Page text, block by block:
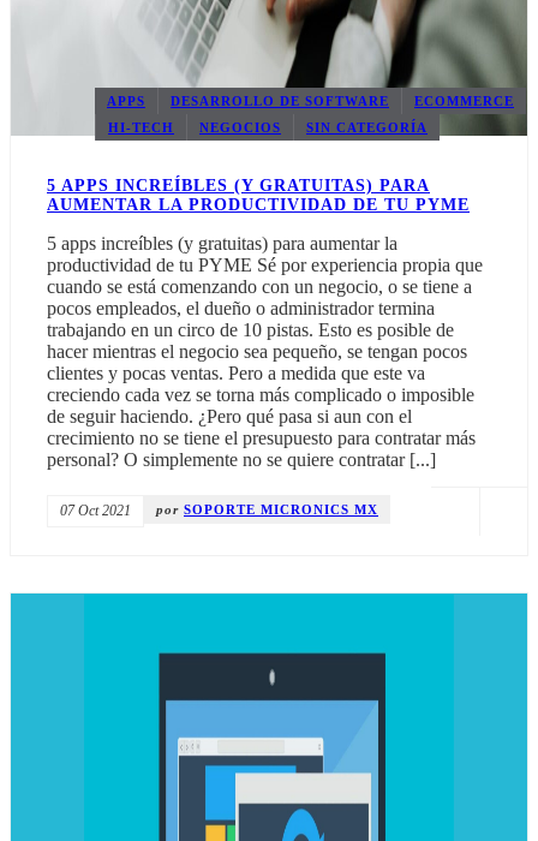
MARKETING DIGITAL
APPS DESARROLLO DE SOFTWARE
ECOMMERCE
HI-TECH
NEGOCIOS SIN CATEGORÍA
5 APPS INCREÍBLES (Y GRATUITAS) PARA
AUMENTAR LA PRODUCTIVIDAD DE TU PYME
5 apps increíbles (y gratuitas) para aumentar la
productividad de tu PYME Sé por experiencia propia que
cuando se está comenzando con un negocio, o se tiene a
pocos empleados, el dueño o administrador termina
trabajando en un circo de 10 pistas. Esto es posible de
hacer mientras el negocio sea pequeño, se tengan pocos
clientes y pocas ventas. Pero a medida que este va
creciendo cada vez se torna más complicado o imposible
de seguir haciendo. ¿Pero qué pasa si aun con el
crecimiento no se tiene el presupuesto para contratar más
personal? O simplemente no se quiere contratar [...]
07 Oct 2021 por SOPORTE MICRONICS MX